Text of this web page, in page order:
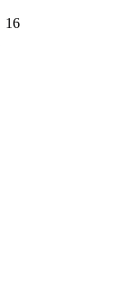
16